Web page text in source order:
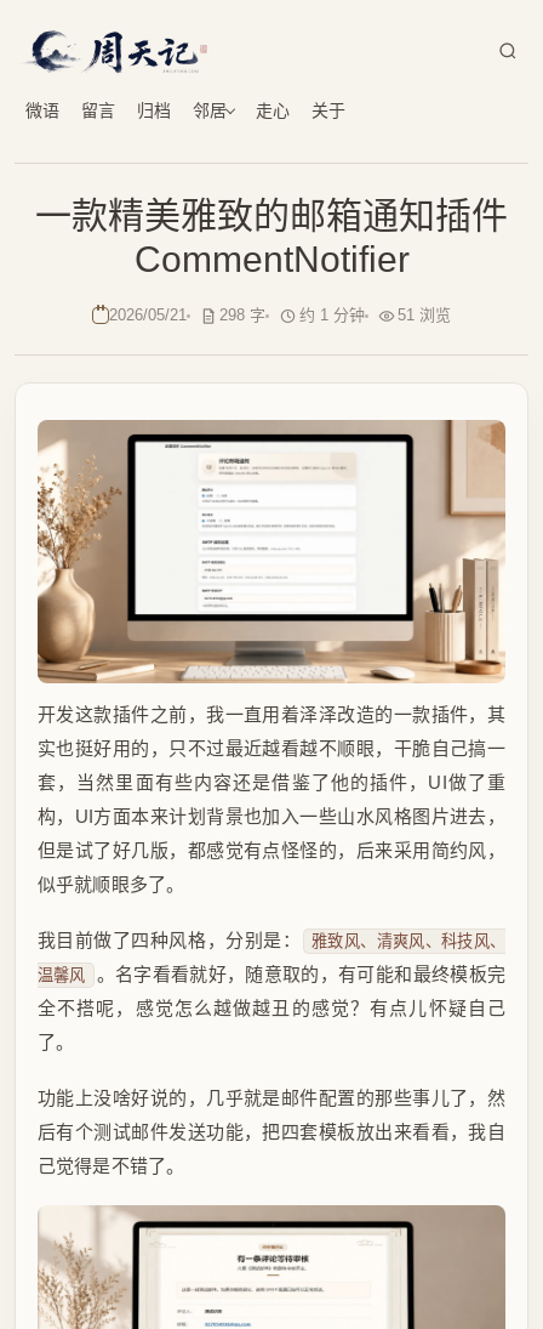
微语 留言 归档 邻居 走心 关于
一款精美雅致的邮箱通知插件
CommentNotifier
2026/05/21 298 字 约 1 分钟 51 浏览
开发这款插件之前，我一直用着泽泽改造的一款插件，其
实也挺好用的，只不过最近越看越不顺眼，干脆自己搞一
套，当然里面有些内容还是借鉴了他的插件，UI做了重
构，UI方面本来计划背景也加入一些山水风格图片进去，
但是试了好几版，都感觉有点怪怪的，后来采用简约风，
似乎就顺眼多了。
我目前做了四种风格，分别是：
雅致风、清爽风、科技风、
温馨风
。名字看看就好，随意取的，有可能和最终模板完
全不搭呢，感觉怎么越做越丑的感觉？有点儿怀疑自己
了。
功能上没啥好说的，几乎就是邮件配置的那些事儿了，然
后有个测试邮件发送功能，把四套模板放出来看看，我自
己觉得是不错了。